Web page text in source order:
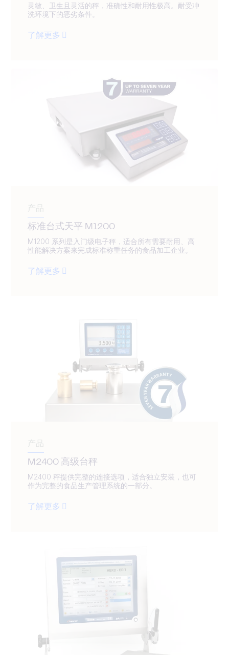
灵敏、卫生且灵活的秤，准确性和耐用性极高。耐受冲
洗环境下的恶劣条件。
了解更多
产品
标准台式天平 M1200
M1200 系列是入门级电子秤，适合所有需要耐用、高
性能解决方案来完成标准称重任务的食品加工企业。
了解更多
产品
M2400 高级台秤
M2400 秤提供完整的连接选项，适合独立安装，也可
作为完整的食品生产管理系统的一部分。
了解更多